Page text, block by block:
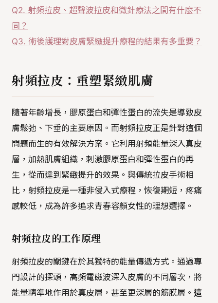
Q2. 射頻拉皮、超聲波拉皮和微針療法之間有什麼不
同？
Q3. 術後護理對皮膚緊緻提升療程的結果有多重要？
射頻拉皮：重塑緊緻肌膚
隨著年齡增長，膠原蛋白和彈性蛋白的流失是導致皮
膚鬆弛、下垂的主要原因。而射頻拉皮正是針對這個
問題而生的有效解決方案。它利用射頻能量深入真皮
層，加熱肌膚組織，刺激膠原蛋白和彈性蛋白的再
生，從而達到緊緻提升的效果。與傳統拉皮手術相
比，射頻拉皮是一種非侵入式療程，恢復期短，疼痛
感較低，成為許多追求青春容顏女性的理想選擇。
射頻拉皮的工作原理
射頻拉皮的關鍵在於其獨特的能量傳遞方式。通過專
門設計的探頭，高頻電磁波深入皮膚的不同層次，將
能量精準地作用於真皮層，甚至更深層的筋膜層。 這